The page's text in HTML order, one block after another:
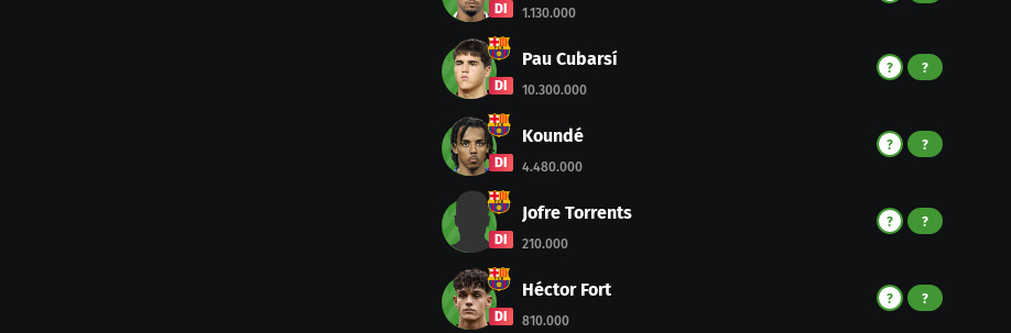
DI 1.130.000
DI
Pau Cubarsí
10.300.000
? ?
DI
Koundé
4.480.000
? ?
DI
Jofre Torrents
210.000
? ?
DI
Héctor Fort
810.000
? ?